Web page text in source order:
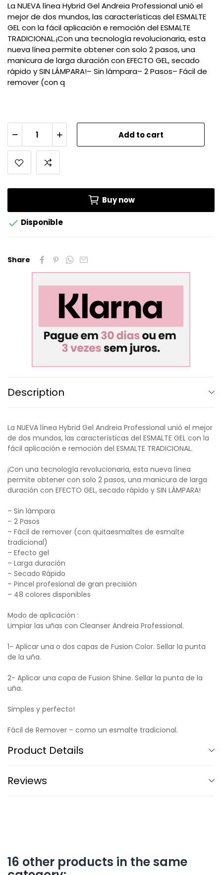
La NUEVA línea Hybrid Gel Andreia Professional unió el
mejor de dos mundos, las características del ESMALTE
GEL con la fácil aplicación e remoción del ESMALTE
TRADICIONAL.¡Con una tecnología revolucionaria, esta
nueva línea permite obtener con solo 2 pasos, una
manicura de larga duración con EFECTO GEL, secado
rápido y SIN LÁMPARA!– Sin lámpara– 2 Pasos– Fácil de
remover (con q
Add to cart
Buy now
 Disponible
Share
Description
La NUEVA línea Hybrid Gel Andreia Professional unió el mejor
de dos mundos, las características del ESMALTE GEL con la
fácil aplicación e remoción del ESMALTE TRADICIONAL.
¡Con una tecnología revolucionaria, esta nueva línea
permite obtener con solo 2 pasos, una manicura de larga
duración con EFECTO GEL, secado rápido y SIN LÁMPARA!
– Sin lámpara
– 2 Pasos
– Fácil de remover (con quitaesmaltes de esmalte
tradicional)
– Efecto gel
– Larga duración
– Secado Rápido
– Pincel profesional de gran precisión
– 48 colores disponibles
Modo de aplicación :
Limpiar las uñas con Cleanser Andreia Professional.
1- Aplicar una o dos capas de Fusion Color. Sellar la punta
de la uña.
2- Aplicar una capa de Fusion Shine. Sellar la punta de la
uña.
Simples y perfecto!
Fácil de Remover – como un esmalte tradicional.
Product Details
Reviews
16 other products in the same